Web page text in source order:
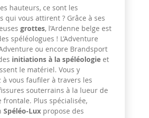
hauteurs, ce sont les
qui vous attirent ? Grâce à ses
grottes, l’Ardenne belge est
spéléologues ! L’Adventure
ou encore Brandsport
initiations à la spéléologie et
le matériel. Vous y
vous faufiler à travers les
souterrains à la lueur de
frontale. Plus spécialisée,
Spéléo-Lux propose des